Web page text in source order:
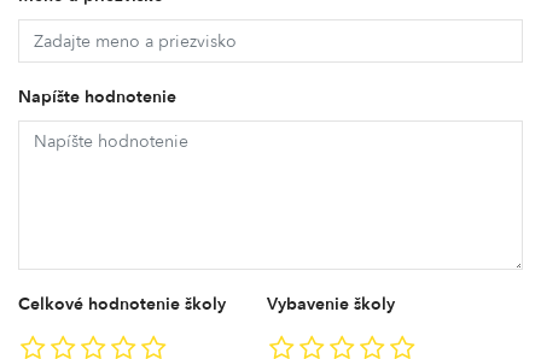
Napíšte hodnotenie
Celkové hodnotenie školy Vybavenie školy